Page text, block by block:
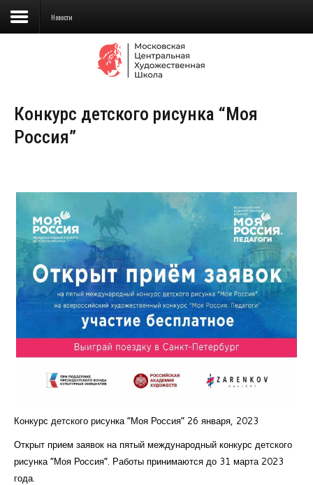
Сведения об образовательной
Школа
Училище
Поступающим
Подготовка
Образование
Доп. образование
Курсы повышения квалификации
Центр непрерывного образования
Конкурсы
Творческий инкубатор
Новости
Конкурс детского рисунка “Моя
Россия”
Конкурс детского рисунка “Моя Россия” 26 января, 2023
Открыт прием заявок на пятый международный конкурс детского
рисунка “Моя Россия”. Работы принимаются до 31 марта 2023
года.